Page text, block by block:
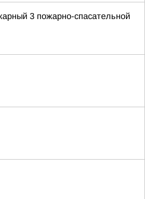
3 пожарно-спасательной